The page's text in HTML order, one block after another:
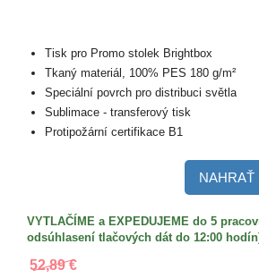
Tisk pro Promo stolek Brightbox
Tkaný materiál, 100% PES 180 g/m²
Speciální povrch pro distribuci světla
Sublimace - transferový tisk
Protipožární certifikace B1
NAHRAŤ
VYTLAČÍME a EXPEDUJEME do 5
odsúhlasení tlačových dát do 12:00
52,89 €